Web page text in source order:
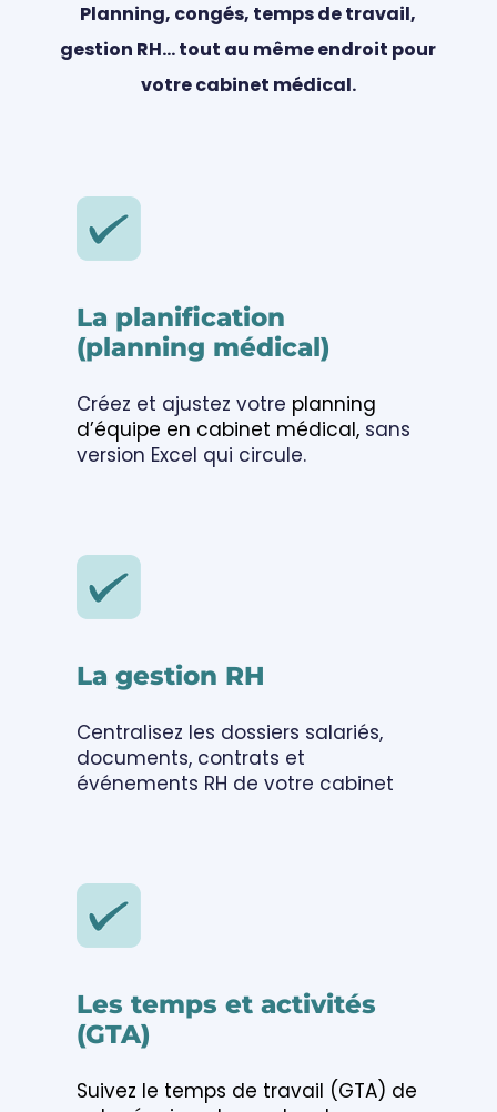
Planning, congés, temps de travail,
gestion RH… tout au même endroit pour
votre cabinet médical.
La planification
(planning médical)
Créez et ajustez votre planning
d’équipe en cabinet médical,sans
version Excel qui circule.
La gestion RH
Centralisez les dossiers salariés,
documents, contrats et
événements RH de votre cabinet
Les temps et activités
(GTA)
Suivez le temps de travail (GTA) de